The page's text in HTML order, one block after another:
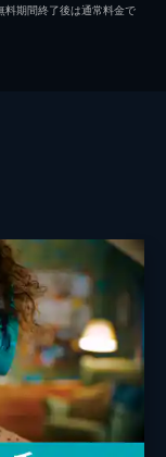
カーティス・デヴィッド・ハーダー
テシュ・グティコンダ
ブランドン・クリステンセン
ジャック・キャンベル
マイカ・ヘンリー
期間終了後は通常料金で